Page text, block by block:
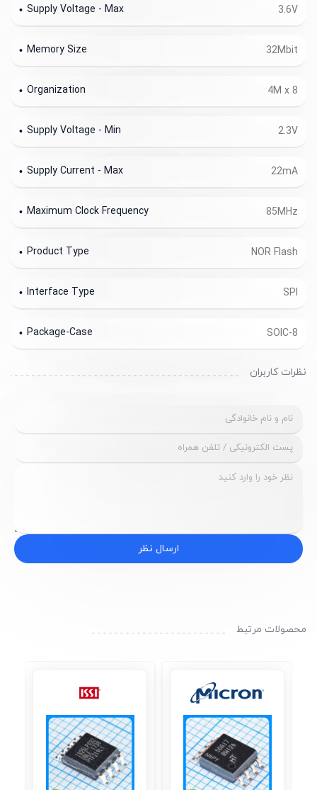
3.6V
Supply Voltage - Max
32Mbit
Memory Size
4M x 8
Organization
2.3V
Supply Voltage - Min
22mA
Supply Current - Max
85MHz
Maximum Clock Frequency
NOR Flash
Product Type
SPI
Interface Type
SOIC-8
Package-Case
نظرات کاربران
ارسال نظر
محصولات مرتبط